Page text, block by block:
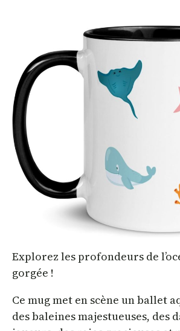
Explorez les profondeurs de
gorgée !
Ce mug met en scène un ballet
des baleines majestueuses, des